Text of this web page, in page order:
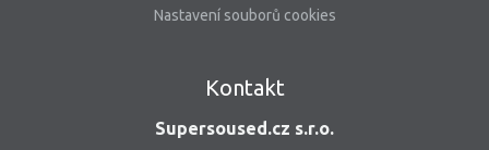
Nastavení souborů cookies
Kontakt
Supersoused.cz s.r.o.